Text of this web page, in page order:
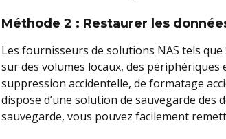
Méthode 2 : Restaurer les
Les fournisseurs de solutions NAS tels
sur des volumes locaux, des
suppression accidentelle, de formatage
dispose d’une solution de sauvegarde des
sauvegarde, vous pouvez facilement